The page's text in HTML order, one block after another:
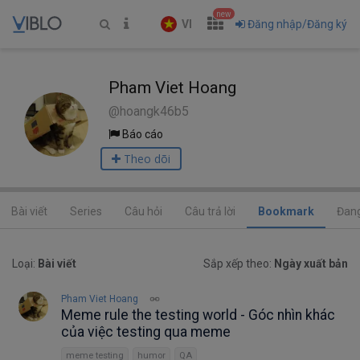
VI
new
Đăng nhập/Đăng ký
Pham Viet Hoang
@hoangk46b5
Báo cáo
Theo dõi
Bài viết Series Câu hỏi Câu trả lời Bookmark
Loại: Bài viết Sắp xếp theo: Ngày xuất bản
Pham Viet Hoang
Meme rule the testing world - Góc nhìn khác
của việc testing qua meme
meme testing humor QA